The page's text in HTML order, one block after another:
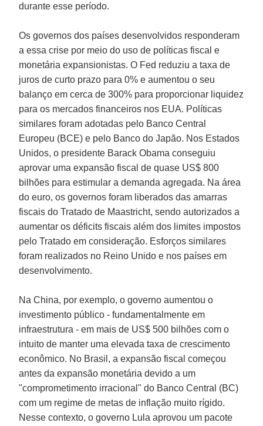
durante esse período.
Os governos dos países desenvolvidos responderam
a essa crise por meio do uso de políticas fiscal e
monetária expansionistas. O Fed reduziu a taxa de
juros de curto prazo para 0% e aumentou o seu
balanço em cerca de 300% para proporcionar liquidez
para os mercados financeiros nos EUA. Políticas
similares foram adotadas pelo Banco Central
Europeu (BCE) e pelo Banco do Japão. Nos Estados
Unidos, o presidente Barack Obama conseguiu
aprovar uma expansão fiscal de quase US$ 800
bilhões para estimular a demanda agregada. Na área
do euro, os governos foram liberados das amarras
fiscais doTratado de Maastricht, sendo autorizados a
aumentar os déficits fiscais além dos limites impostos
pelo Tratado em consideração. Esforços similares
foram realizados no Reino Unido e nos países em
desenvolvimento.
NaChina, por exemplo, o governo aumentou o
investimento público - fundamentalmente em
infraestrutura - em mais de US$ 500 bilhões com o
intuito de manter uma elevada taxa de crescimento
econômico. No Brasil, a expansão fiscal começou
antes da expansão monetária devido a um
"comprometimento irracional" do Banco Central (BC)
com um regime de metas de inflação muito rígido.
Nesse contexto, ogoverno Lula aprovou um pacote